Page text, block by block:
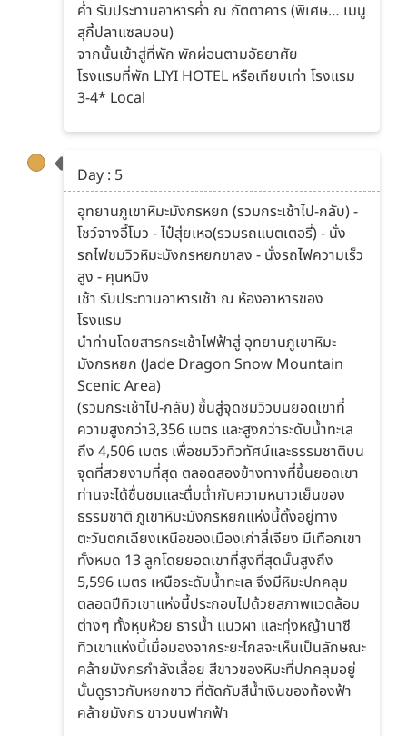
ค่ำ รับประทานอาหารค่ำ ณ ภัตตาคาร (พิเศษ… เมนู
สุกี้ปลาแซลมอน)
จากนั้นเข้าสู่ที่พัก พักผ่อนตามอัธยาศัย
โรงแรมที่พัก LIYI HOTEL หรือเทียบเท่า โรงแรม
3-4* Local
Day : 5
อุทยานภูเขาหิมะมังกรหยก (รวมกระเช้าไป-กลับ) -
โชว์จางอี้โมว - ไป๋สุ่ยเหอ(รวมรถแบตเตอรี่) - นั่ง
รถไฟชมวิวหิมะมังกรหยกขาลง - นั่งรถไฟความเร็ว
สูง - คุนหมิง
เช้า รับประทานอาหารเช้า ณ ห้องอาหารของ
โรงแรม
นำท่านโดยสารกระเช้าไฟฟ้าสู่ อุทยานภูเขาหิมะ
มังกรหยก (Jade Dragon Snow Mountain
Scenic Area)
(รวมกระเช้าไป-กลับ) ขึ้นสู่จุดชมวิวบนยอดเขาที่
ความสูงกว่า3,356 เมตร และสูงกว่าระดับน้ำทะเล
ถึง 4,506 เมตร เพื่อชมวิวทิวทัศน์และธรรมชาติบน
จุดที่สวยงามที่สุด ตลอดสองข้างทางที่ขึ้นยอดเขา
ท่านจะได้ชื่นชมและดื่มด่ำกับความหนาวเย็นของ
ธรรมชาติ ภูเขาหิมะมังกรหยกแห่งนี้ตั้งอยู่ทาง
ตะวันตกเฉียงเหนือของเมืองเก่าลี่เจียง มีเทือกเขา
ทั้งหมด 13 ลูกโดยยอดเขาที่สูงที่สุดนั้นสูงถึง
5,596 เมตร เหนือระดับน้ำทะเล จึงมีหิมะปกคลุม
ตลอดปีทิวเขาแห่งนี้ประกอบไปด้วยสภาพแวดล้อม
ต่างๆ ทั้งหุบห้วย ธารน้ำ แนวผา และทุ่งหญ้านาซี
ทิวเขาแห่งนี้เมื่อมองจากระยะไกลจะเห็นเป็นลักษณะ
คล้ายมังกรกำลังเลื้อย สีขาวของหิมะที่ปกคลุมอยู่
นั้นดูราวกับหยกขาว ที่ตัดกับสีน้ำเงินของท้องฟ้า
คล้ายมังกร ขาวบนฟากฟ้า